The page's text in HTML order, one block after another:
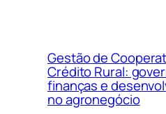
Gestão de
Crédito Rural:
finanças e
no agronegócio